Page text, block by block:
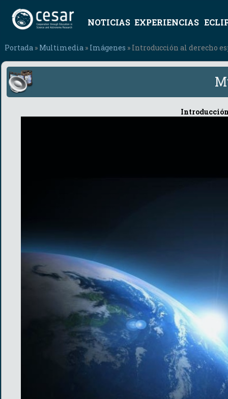
NOTICIAS EXPERIENCIAS
Portada » Multimedia » Imágenes » Introducción al derecho